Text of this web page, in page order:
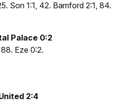
Son 1:1, 42. Bamford 2:1, 84.
Palace 0:2
Eze 0:2.
2:4